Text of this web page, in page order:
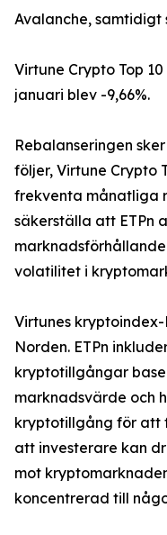
Avalanche, samtidigt
Virtune Crypto Top
januari blev -9,66%.
Rebalanseringen
följer, Virtune Crypto
frekventa månatliga
säkerställa att ETPn
volatilitet i
Virtunes
Norden. ETPn
kryptotillgångar
marknadsvärde och
kryptotillgång för att
att investerare kan
mot
koncentrerad till